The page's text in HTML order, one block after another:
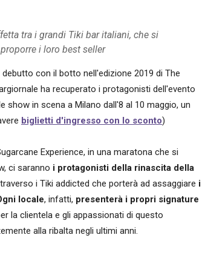
tra i grandi Tiki bar italiani, che si
i loro best seller
debutto con il botto nell'edizione 2019 di The
ha recuperato i protagonisti dell'evento
show in scena a Milano dall'8 al 10 maggio, un
biglietti d'ingresso con lo sconto)
Experience, in una maratona che si
ci saranno i protagonisti della rinascita della
i Tiki addicted che porterà ad assaggiare i
locale, infatti, presenterà i propri signature
la clientela e gli appassionati di questo
alla ribalta negli ultimi anni.